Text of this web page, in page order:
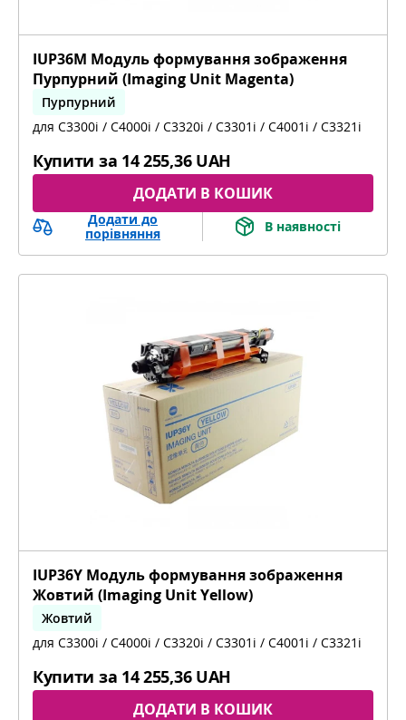
IUP36M Модуль формування зображення
Пурпурний (Imaging Unit Magenta)
Пурпурний
bizhub C3300i, bizhub C4000i, bizhub C3320i,
для C3300i / C4000i / C3320i / C3301i / C4001i / C3321i
Купити за 14 255,36 UAH
ДОДАТИ В КОШИК
Додати до
порівняння
В наявності
IUP36Y Модуль формування зображення
Жовтий (Imaging Unit Yellow)
Жовтий
bizhub C3300i, bizhub C4000i, bizhub C3320i,
для C3300i / C4000i / C3320i / C3301i / C4001i / C3321i
Купити за 14 255,36 UAH
ДОДАТИ В КОШИК